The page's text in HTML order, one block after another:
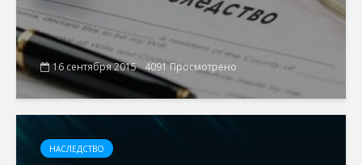
16 сентября 2015 4091 Просмотрено
НАСЛЕДСТВO